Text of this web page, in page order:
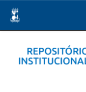
navigation